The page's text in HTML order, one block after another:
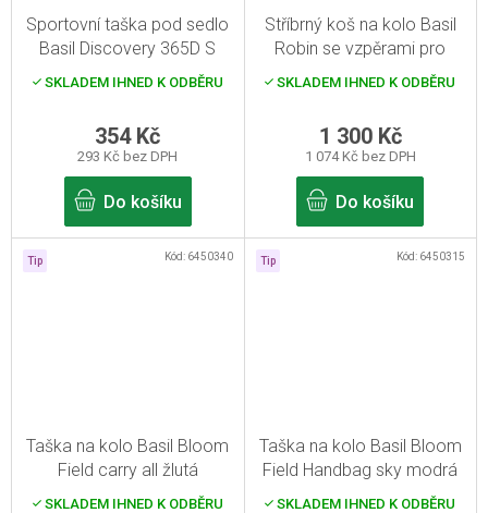
Sportovní taška pod sedlo
Basil Discovery 365D S
černá melee 0,5l
SKLADEM IHNED K ODBĚRU
293 Kč bez DPH
354 Kč
Do košíku
Stříbrný koš na kolo Basil
Robin se vzpěrami pro
pevnou montáž 27l
SKLADEM IHNED K ODBĚRU
1 074 Kč bez DPH
1 300 Kč
Do košíku
Tip
Taška na kolo Basil Bloom
Field carry all žlutá
SKLADEM IHNED K ODBĚRU
Kód: 6450340 Tip
Taška na kolo Basil Bloom
Field Handbag sky modrá
SKLADEM IHNED K ODBĚRU
Kód: 6450315